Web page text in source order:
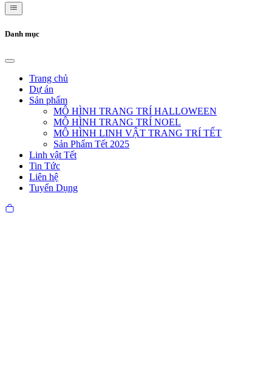
Danh mục
Trang chủ
Dự án
Sản phẩm
MÔ HÌNH TRANG TRÍ HALLOWEEN
MÔ HÌNH TRANG TRÍ NOEL
MÔ HÌNH LINH VẬT TRANG TRÍ TẾT
Sản Phẩm Tết 2025
Linh vật Tết
Tin Tức
Liên hệ
Tuyển Dụng